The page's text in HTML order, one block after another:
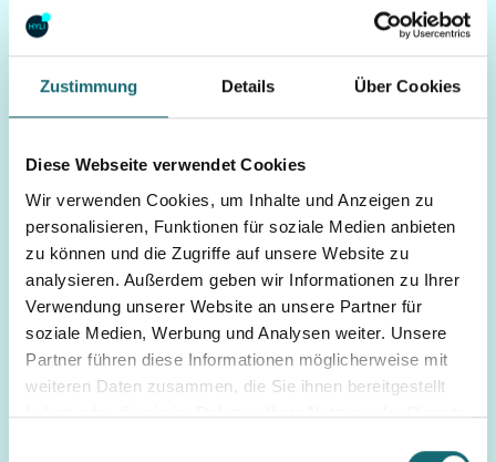
Zustimmung Details Über Cookies
Diese Webseite verwendet Cookies
Wir verwenden Cookies, um Inhalte und Anzeigen zu
personalisieren, Funktionen für soziale Medien anbieten
zu können und die Zugriffe auf unsere Website zu
analysieren. Außerdem geben wir Informationen zu Ihrer
Verwendung unserer Website an unsere Partner für
soziale Medien, Werbung und Analysen weiter. Unsere
Partner führen diese Informationen möglicherweise mit
weiteren Daten zusammen, die Sie ihnen bereitgestellt
haben oder die sie im Rahmen Ihrer Nutzung der Dienste
Bestattung
Allgemein
Angehörige müssen auch
als Nichterben die
Bestattung zahlen